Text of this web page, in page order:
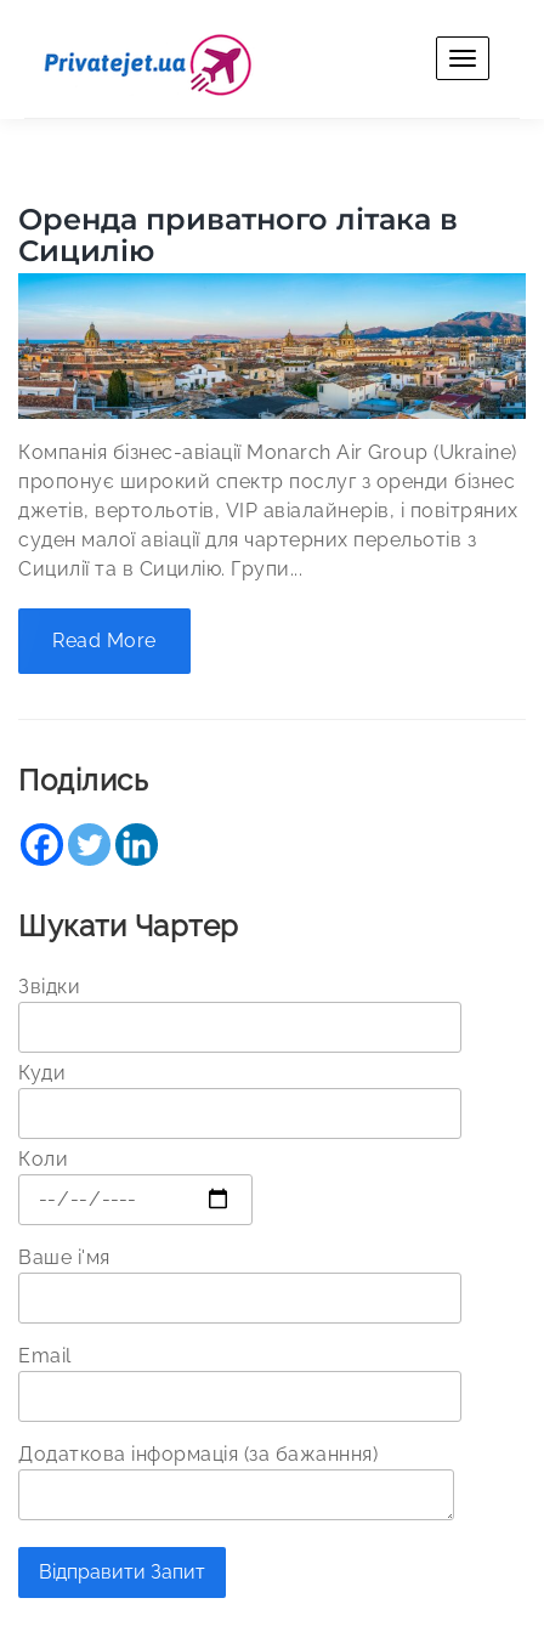
content
Оренда приватного літака в
Сицилію
Компанія бізнес-авіації Monarch Air Group (Ukraine)
пропонує широкий спектр послуг з оренди бізнес
джетів, вертольотів, VIP авіалайнерів, і повітряних
суден малої авіації для чартерних перельотів з
Сицилії та в Сицилію. Групи...
Read More
Поділись
Шукати Чартер
Звідки
Куди
Коли
Ваше і'мя
Email
Додаткова інформація (за бажанння)